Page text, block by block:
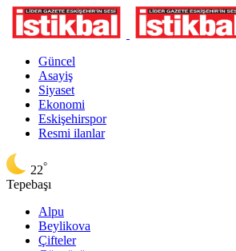
Güncel
Asayiş
Siyaset
Ekonomi
Eskişehirspor
Resmi ilanlar
22°
Tepebaşı
Alpu
Beylikova
Çifteler